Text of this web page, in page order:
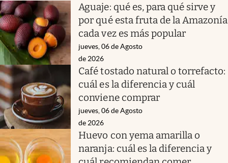
Aguaje: qué es, para qué sirve y
por qué esta fruta de la Amazonía
cada vez es más popular
jueves, 06 de Agosto
de 2026
Café tostado natural o torrefacto:
cuál es la diferencia y cuál
conviene comprar
jueves, 06 de Agosto
de 2026
Huevo con yema amarilla o
naranja: cuál es la diferencia y